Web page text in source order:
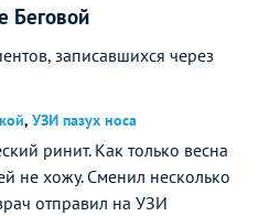
Беговой
записавшихся через
, УЗИ пазух носа
ринит. Как только весна
не хожу. Сменил несколько
отправил на УЗИ